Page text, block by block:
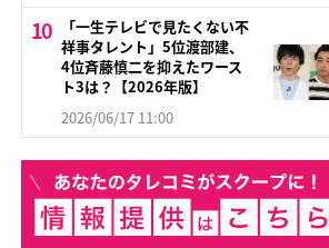
「一生テレビで見たくない不
祥事タレント」5位渡部建、
4位斉藤慎二を抑えたワース
ト3は？【2026年版】
2026/06/17 11:00